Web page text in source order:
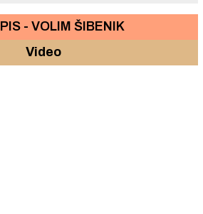
- VOLIM ŠIBENIK
Video